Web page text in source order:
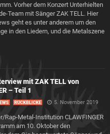
Vorher dem Konzert Unterhielten
Team mit Sänger ZAK TELL. Hier
geht es unter anderem um den
in den Liedern, und die Metalszene
mit ZAK TELL von
– Teil 1
RÜCKBLICKE 5. November 2019
Rap-Metal-Institution CLAWFINGER
am 10. Oktober den